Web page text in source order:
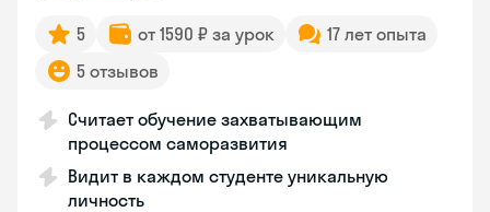
5 от 1590 ₽ за урок
17 лет опыта
5 отзывов
Считает обучение захватывающим
процессом саморазвития
Видит в каждом студенте уникальную
личность